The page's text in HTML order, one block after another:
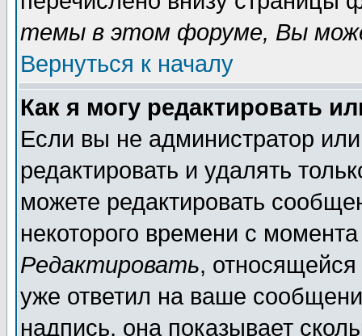
темы в этом форуме, Вы
Вернуться к началу
Как я могу редактировать
Если вы не администратор
редактировать и удалять
можете редактировать
некоторого времени с
Редактировать,
уже ответил на ваше
надпись, она показывает